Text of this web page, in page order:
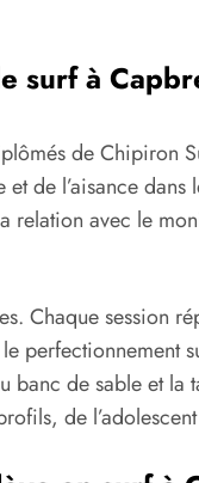
surf à
de
de l’aisance
avec le
Chaque session
de sable et la
de